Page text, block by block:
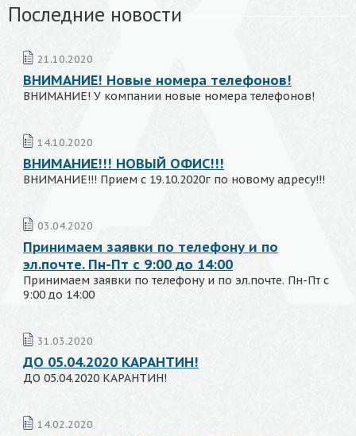
Последние новости
21.10.2020
ВНИМАНИЕ! Новые номера телефонов!
ВНИМАНИЕ! У компании новые номера телефонов!
14.10.2020
ВНИМАНИЕ!!! НОВЫЙ ОФИС!!!
ВНИМАНИЕ!!! Прием с 19.10.2020г по новому адресу!!!
03.04.2020
Принимаем заявки по телефону и по
эл.почте. Пн-Пт с 9:00 до 14:00
Принимаем заявки по телефону и по эл.почте. Пн-Пт с
9:00 до 14:00
31.03.2020
ДО 05.04.2020 КАРАНТИН!
ДО 05.04.2020 КАРАНТИН!
14.02.2020